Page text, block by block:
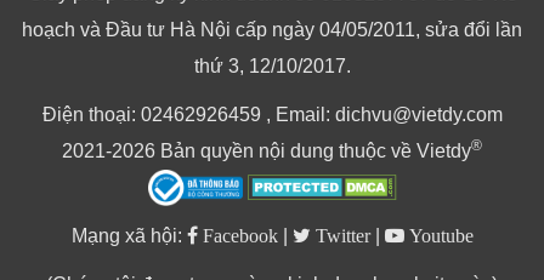
hoạch và Đầu tư Hà Nội cấp ngày 04/05/2011, sửa đổi lần
thứ 3, 12/10/2017.
Điện thoại: 02462926459 , Email: dichvu@vietdy.com
2021-2026 Bản quyền nội dung thuộc về Vietdy®
Mạng xã hội: Facebook Twitter Youtube